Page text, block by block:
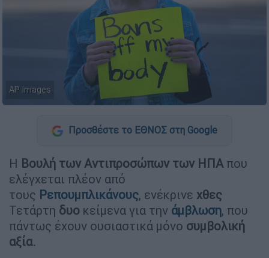
AP Images
Προσθέστε το ΕΘΝΟΣ στη Google
Η Βουλή των Αντιπροσώπων των ΗΠΑ που
ελέγχεται πλέον από
τους Ρεπουμπλικάνους, ενέκρινε χθες
Τετάρτη δυο κείμενα για την άμβλωση, που
πάντως έχουν ουσιαστικά μόνο συμβολική
αξία.